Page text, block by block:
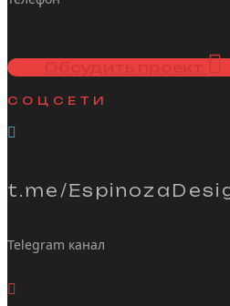
Обсудить проект
СОЦСЕТИ
t.me/
Telegram канал